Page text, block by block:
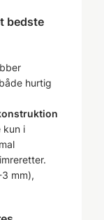
bedste
hurtig
kun i
mm),